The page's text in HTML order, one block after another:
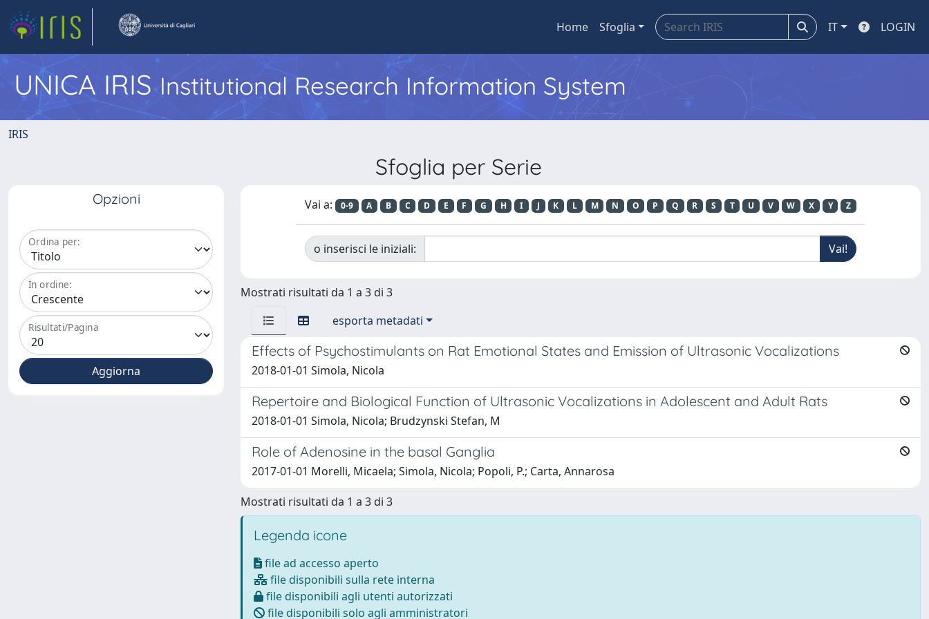
Home Sfoglia IT LOGIN
UNICA IRISInstitutional Research Information System
IRIS
Sfoglia per Serie
Opzioni
Ordina per:
In ordine:
Risultati/Pagina
Vai a: 0-9 A B C D E F G H I J K L M N O P Q R S T U V W X Y Z
o inserisci le iniziali:
Mostrati risultati da 1 a 3 di 3
esporta metadati
Effects of Psychostimulants on Rat Emotional States and Emission of Ultrasonic Vocalizations
2018-01-01 Simola, Nicola
Repertoire and Biological Function of Ultrasonic Vocalizations in Adolescent and Adult Rats
2018-01-01 Simola, Nicola; Brudzynski Stefan, M
Role of Adenosine in the basal Ganglia
2017-01-01 Morelli, Micaela; Simola, Nicola; Popoli, P.; Carta, Annarosa
Mostrati risultati da 1 a 3 di 3
Legenda icone
file ad accesso aperto
file disponibili sulla rete interna
file disponibili agli utenti autorizzati
file disponibili solo agli amministratori